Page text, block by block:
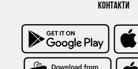
КОНТАКТИ